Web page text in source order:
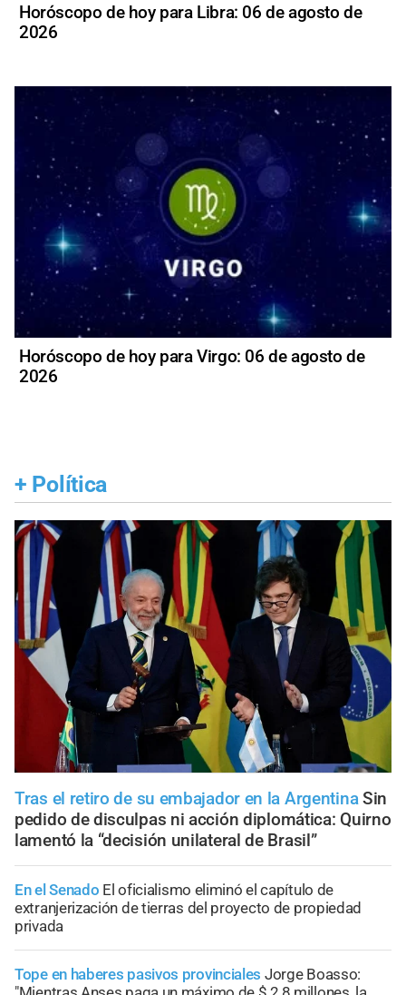
Horóscopo de hoy para Libra: 06 de agosto de
2026
Horóscopo de hoy para Virgo: 06 de agosto de
2026
+ Política
Tras el retiro de su embajador en la Argentina Sin
pedido de disculpas ni acción diplomática: Quirno
lamentó la “decisión unilateral de Brasil”
En el Senado El oficialismo eliminó el capítulo de
extranjerización de tierras del proyecto de propiedad
privada
Tope en haberes pasivos provinciales Jorge Boasso: